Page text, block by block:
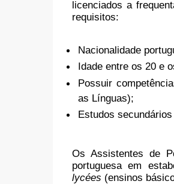
licenciados a
requisitos:
Nacionalidade
Idade entre os 20 e
Possuir
as Línguas);
Estudos
Os Assistentes de
portuguesa em
lycées (ensinos